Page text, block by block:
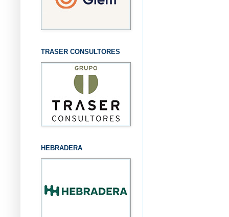
TRASER CONSULTORES
HEBRADERA